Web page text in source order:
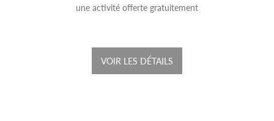
une activité offerte gratuitement
VOIR LES DÉTAILS